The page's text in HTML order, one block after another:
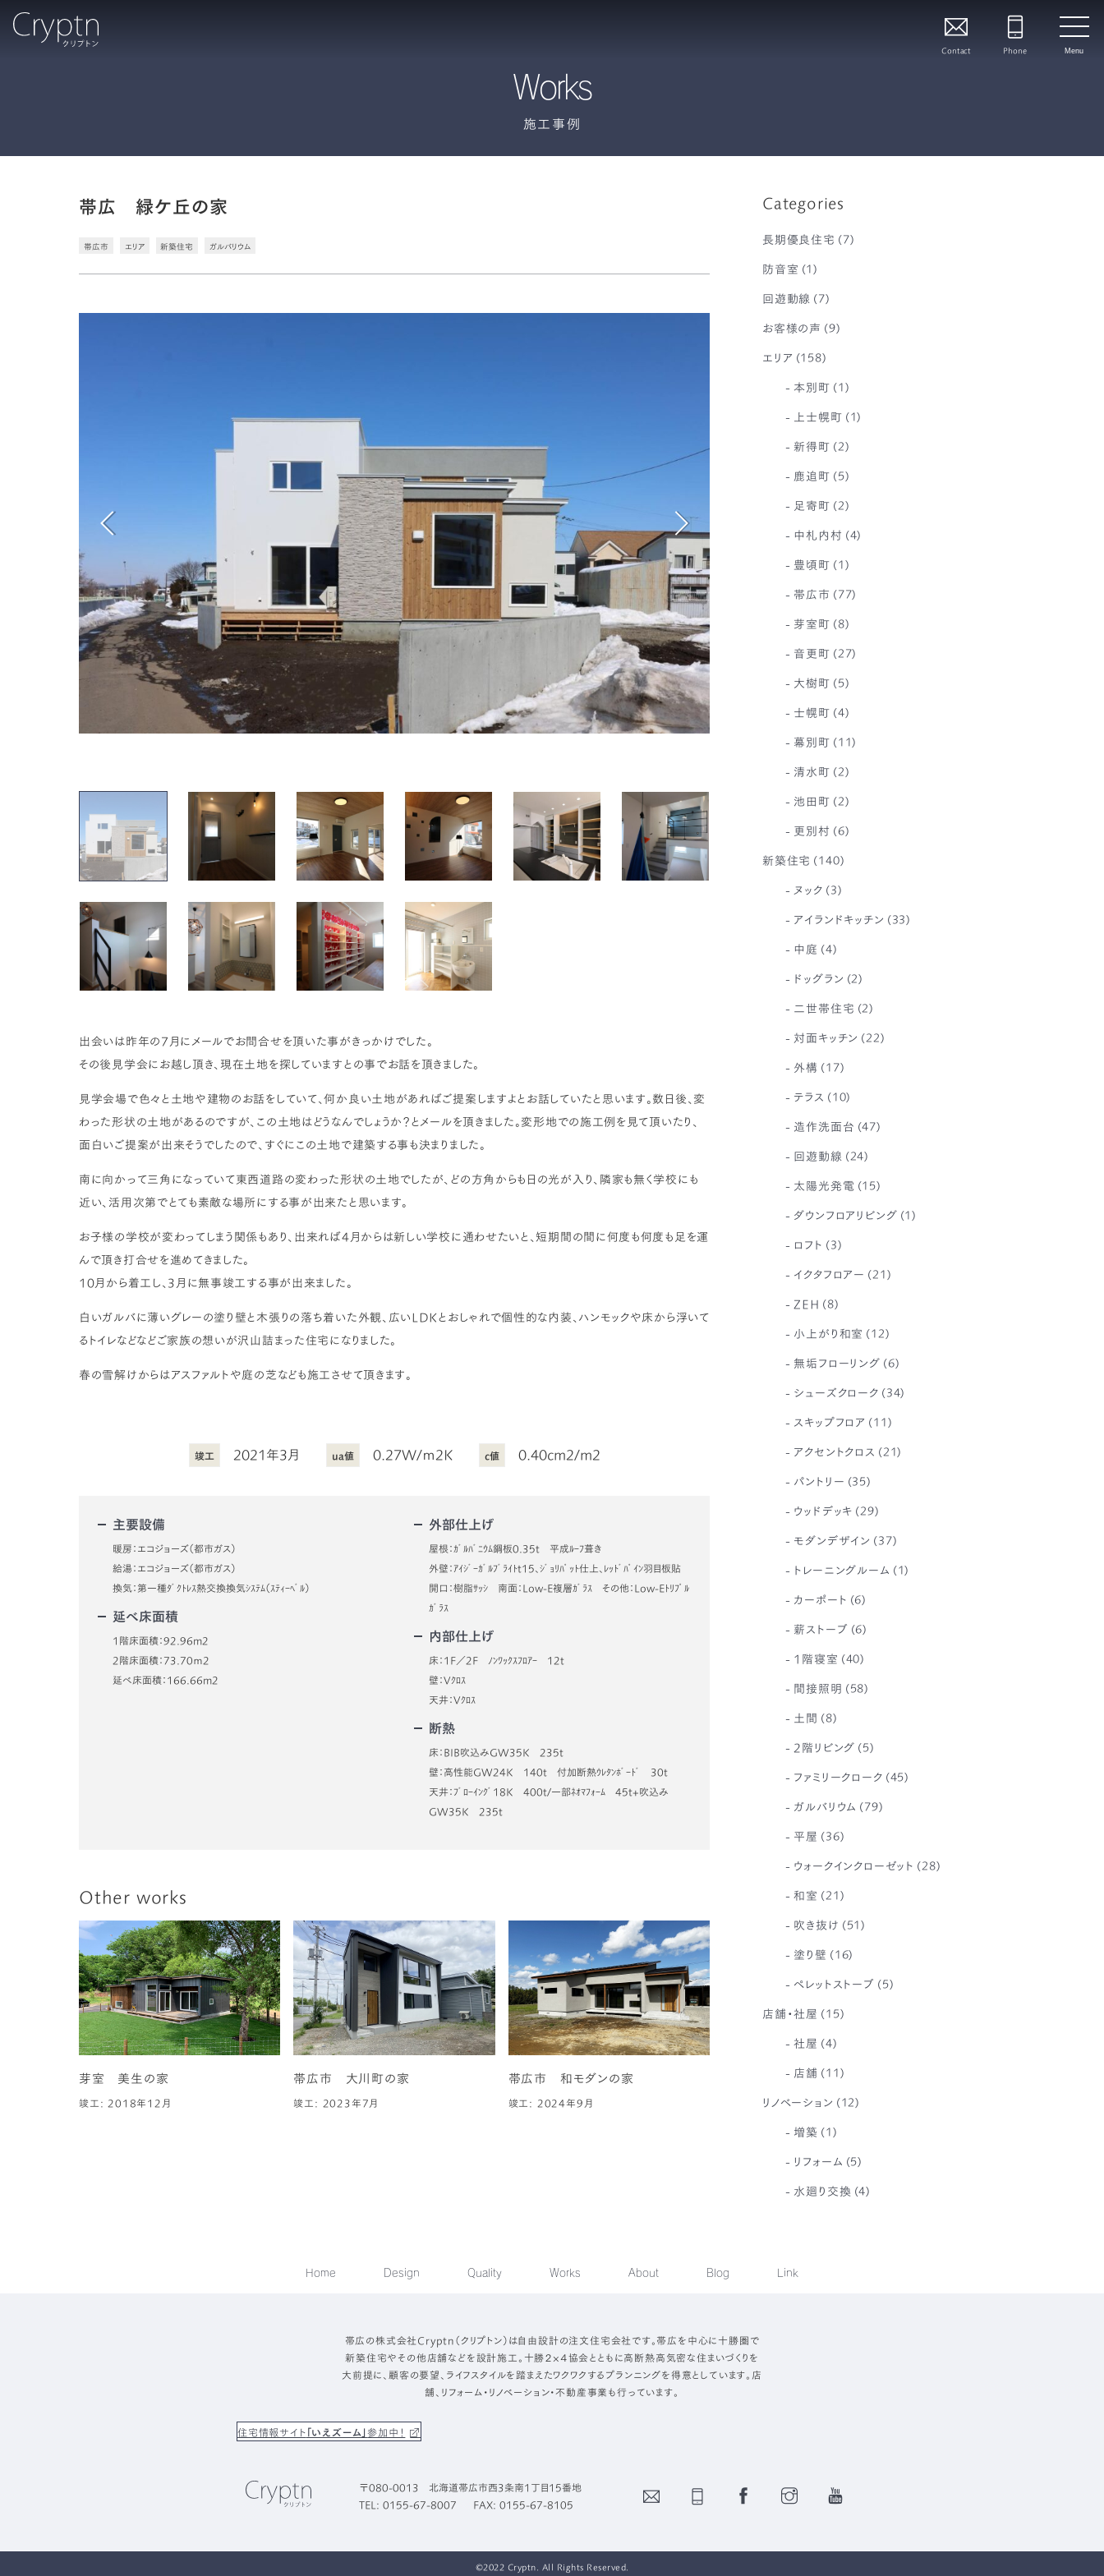
Contact Phone Menu
Works
施工事例
帯広 緑ケ丘の家
帯広市 エリア 新築住宅 ガルバリウム
出会いは昨年の7月にメールでお問合せを頂いた事がきっかけでした。
その後見学会にお越し頂き、現在土地を探していますとの事でお話を頂きました。
見学会場で色々と土地や建物のお話をしていて、何か良い土地があればご提案しますよとお話していたと思います。数日後、変
わった形状の土地があるのですが、この土地はどうなんでしょうか？とメールを頂きました。変形地での施工例を見て頂いたり、
面白いご提案が出来そうでしたので、すぐにこの土地で建築する事も決まりました。
南に向かって三角になっていて東西道路の変わった形状の土地でしたが、どの方角からも日の光が入り、隣家も無く学校にも
近い、活用次第でとても素敵な場所にする事が出来たと思います。
お子様の学校が変わってしまう関係もあり、出来れば4月からは新しい学校に通わせたいと、短期間の間に何度も何度も足を運
んで頂き打合せを進めてきました。
10月から着工し、3月に無事竣工する事が出来ました。
白いガルバに薄いグレーの塗り壁と木張りの落ち着いた外観、広いLDKとおしゃれで個性的な内装、ハンモックや床から浮いて
るトイレなどなどご家族の想いが沢山詰まった住宅になりました。
春の雪解けからはアスファルトや庭の芝なども施工させて頂きます。
竣工 2021年3月 ua値 0.27W/ｍ2K c値 0.40cm2/m2
主要設備
暖房：エコジョーズ（都市ガス）
給湯：エコジョーズ（都市ガス）
換気：第一種ﾀﾞｸﾄﾚｽ熱交換換気ｼｽﾃﾑ（ｽﾃｨｰﾍﾞﾙ）
延べ床面積
1階床面積：92.96m2
2階床面積：73.70ｍ2
延べ床面積：166.66m2
外部仕上げ
屋根：ｶﾞﾙﾊﾞﾆｳﾑ鋼板0.35t 平成ﾙｰﾌ葺き
外壁：ｱｲｼﾞｰｶﾞﾙﾌﾞﾗｲﾄt15、ｼﾞｮﾘﾊﾟｯﾄ仕上、ﾚｯﾄﾞﾊﾟｲﾝ羽目板貼
開口：樹脂ｻｯｼ 南面：Low-E複層ｶﾞﾗｽ その他：Low-Eﾄﾘﾌﾟﾙ
ｶﾞﾗｽ
内部仕上げ
床：1F／2F ﾉﾝﾜｯｸｽﾌﾛｱｰ 12t
壁：Vｸﾛｽ
天井：Vｸﾛｽ
断熱
床：BIB吹込みGW35K 235t
壁：高性能GW24K 140t 付加断熱ｳﾚﾀﾝﾎﾞｰﾄﾞ 30t
天井：ﾌﾞﾛｰｲﾝｸﾞ18K 400t/一部ﾈｵﾏﾌｫｰﾑ 45t+吹込み
GW35K 235t
Other works
芽室 美生の家
竣工: 2018年12月
帯広市 大川町の家
竣工: 2023年7月
帯広市 和モダンの家
竣工: 2024年9月
Categories
長期優良住宅 (7)
防音室 (1)
回遊動線 (7)
お客様の声 (9)
エリア (158)
本別町 (1)
上士幌町 (1)
新得町 (2)
鹿追町 (5)
足寄町 (2)
中札内村 (4)
豊頃町 (1)
帯広市 (77)
芽室町 (8)
音更町 (27)
大樹町 (5)
士幌町 (4)
幕別町 (11)
清水町 (2)
池田町 (2)
更別村 (6)
新築住宅 (140)
ヌック (3)
アイランドキッチン (33)
中庭 (4)
ドッグラン (2)
二世帯住宅 (2)
対面キッチン (22)
外構 (17)
テラス (10)
造作洗面台 (47)
回遊動線 (24)
太陽光発電 (15)
ダウンフロアリビング (1)
ロフト (3)
イクタフロアー (21)
ZEH (8)
小上がり和室 (12)
無垢フローリング (6)
シューズクローク (34)
スキップフロア (11)
アクセントクロス (21)
パントリー (35)
ウッドデッキ (29)
モダンデザイン (37)
トレーニングルーム (1)
カーポート (6)
薪ストーブ (6)
1階寝室 (40)
間接照明 (58)
土間 (8)
2階リビング (5)
ファミリークローク (45)
ガルバリウム (79)
平屋 (36)
ウォークインクローゼット (28)
和室 (21)
吹き抜け (51)
塗り壁 (16)
ペレットストーブ (5)
店舗・社屋 (15)
社屋 (4)
店舗 (11)
リノベーション (12)
増築 (1)
リフォーム (5)
水廻り交換 (4)
Home Design Quality Works About Blog Link
帯広の株式会社Cryptn（クリプトン）は自由設計の注文住宅会社です。帯広を中心に十勝圏で
新築住宅やその他店舗などを設計施工。十勝２×４協会とともに高断熱高気密な住まいづくりを
大前提に、顧客の要望、ライフスタイルを踏まえたワクワクするプランニングを得意としています。店
舗、リフォーム・リノベーション・不動産事業も行っています。
住宅情報サイト「いえズーム」参加中！
〒080-0013 北海道帯広市西3条南1丁目15番地
TEL: 0155-67-8007
FAX: 0155-67-8105 ContactPhone FacebookInstagramYouTube
©2022 Cryptn. All Rights Reserved.